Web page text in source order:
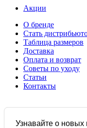
Акции
О бренде
Стать
Таблица размеров
Доставка
Оплата и возврат
Советы по уходу
Статьи
Контакты
Узнавайте о новых